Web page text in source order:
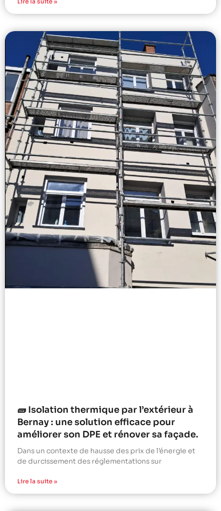
🧱 Isolation thermique par l’extérieur à
Bernay : une solution efficace pour
améliorer son DPE et rénover sa façade.
Dans un contexte de hausse des prix de l’énergie et
de durcissement des réglementations sur
Lire la suite »